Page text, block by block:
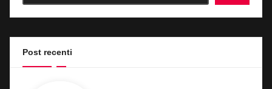
Post recenti